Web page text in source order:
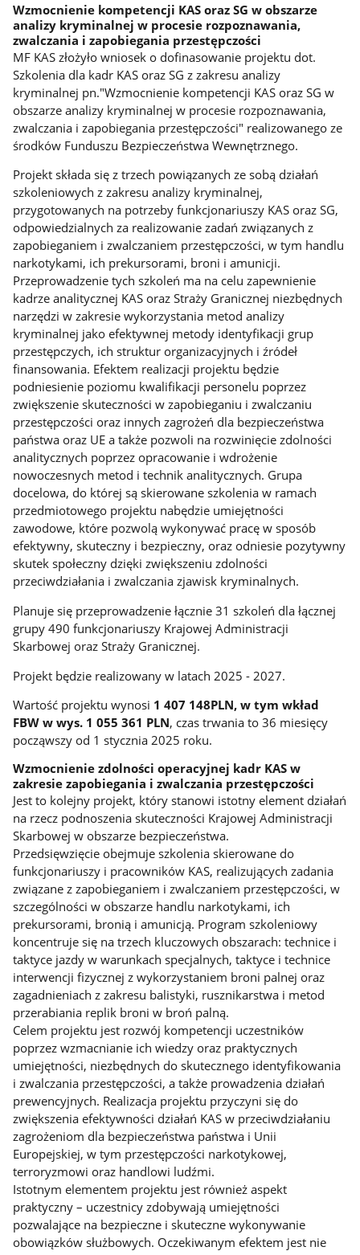
Wzmocnienie kompetencji KAS oraz SG w obszarze
analizy kryminalnej w procesie rozpoznawania,
zwalczania i zapobiegania przestępczości
MF KAS złożyło wniosek o dofinasowanie projektu dot.
Szkolenia dla kadr KAS oraz SG z zakresu analizy
kryminalnej pn."Wzmocnienie kompetencji KAS oraz SG w
obszarze analizy kryminalnej w procesie rozpoznawania,
zwalczania i zapobiegania przestępczości" realizowanego ze
środków Funduszu Bezpieczeństwa Wewnętrznego.
Projekt składa się z trzech powiązanych ze sobą działań
szkoleniowych z zakresu analizy kryminalnej,
przygotowanych na potrzeby funkcjonariuszy KAS oraz SG,
odpowiedzialnych za realizowanie zadań związanych z
zapobieganiem i zwalczaniem przestępczości, w tym handlu
narkotykami, ich prekursorami, broni i amunicji.
Przeprowadzenie tych szkoleń ma na celu zapewnienie
kadrze analitycznej KAS oraz Straży Granicznej niezbędnych
narzędzi w zakresie wykorzystania metod analizy
kryminalnej jako efektywnej metody identyfikacji grup
przestępczych, ich struktur organizacyjnych i źródeł
finansowania. Efektem realizacji projektu będzie
podniesienie poziomu kwalifikacji personelu poprzez
zwiększenie skuteczności w zapobieganiu i zwalczaniu
przestępczości oraz innych zagrożeń dla bezpieczeństwa
państwa oraz UE a także pozwoli na rozwinięcie zdolności
analitycznych poprzez opracowanie i wdrożenie
nowoczesnych metod i technik analitycznych. Grupa
docelowa, do której są skierowane szkolenia w ramach
przedmiotowego projektu nabędzie umiejętności
zawodowe, które pozwolą wykonywać pracę w sposób
efektywny, skuteczny i bezpieczny, oraz odniesie pozytywny
skutek społeczny dzięki zwiększeniu zdolności
przeciwdziałania i zwalczania zjawisk kryminalnych.
Planuje się przeprowadzenie łącznie 31 szkoleń dla łącznej
grupy 490 funkcjonariuszy Krajowej Administracji
Skarbowej oraz Straży Granicznej.
Projekt będzie realizowany w latach 2025 - 2027.
Wartość projektu wynosi 1 407 148PLN, w tym wkład
FBW w wys. 1 055 361 PLN, czas trwania to 36 miesięcy
począwszy od 1 stycznia 2025 roku.
Wzmocnienie zdolności operacyjnej kadr KAS w
zakresie zapobiegania i zwalczania przestępczości
Jest to kolejny projekt, który stanowi istotny element działań
na rzecz podnoszenia skuteczności Krajowej Administracji
Skarbowej w obszarze bezpieczeństwa.
Przedsięwzięcie obejmuje szkolenia skierowane do
funkcjonariuszy i pracowników KAS, realizujących zadania
związane z zapobieganiem i zwalczaniem przestępczości, w
szczególności w obszarze handlu narkotykami, ich
prekursorami, bronią i amunicją. Program szkoleniowy
koncentruje się na trzech kluczowych obszarach: technice i
taktyce jazdy w warunkach specjalnych, taktyce i technice
interwencji fizycznej z wykorzystaniem broni palnej oraz
zagadnieniach z zakresu balistyki, rusznikarstwa i metod
przerabiania replik broni w broń palną.
Celem projektu jest rozwój kompetencji uczestników
poprzez wzmacnianie ich wiedzy oraz praktycznych
umiejętności, niezbędnych do skutecznego identyfikowania
i zwalczania przestępczości, a także prowadzenia działań
prewencyjnych. Realizacja projektu przyczyni się do
zwiększenia efektywności działań KAS w przeciwdziałaniu
zagrożeniom dla bezpieczeństwa państwa i Unii
Europejskiej, w tym przestępczości narkotykowej,
terroryzmowi oraz handlowi ludźmi.
Istotnym elementem projektu jest również aspekt
praktyczny – uczestnicy zdobywają umiejętności
pozwalające na bezpieczne i skuteczne wykonywanie
obowiązków służbowych. Oczekiwanym efektem jest nie